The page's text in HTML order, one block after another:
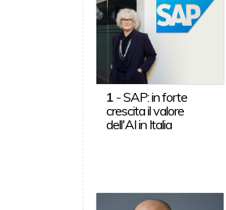
1-SAP: in forte
crescita il valore
dell'AI in Italia